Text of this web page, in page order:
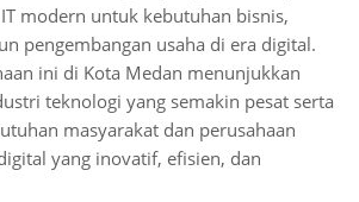
modern untuk kebutuhan bisnis,
pengembangan usaha di era digital.
ini di Kota Medan menunjukkan
teknologi yang semakin pesat serta
masyarakat dan perusahaan
yang inovatif, efisien, dan